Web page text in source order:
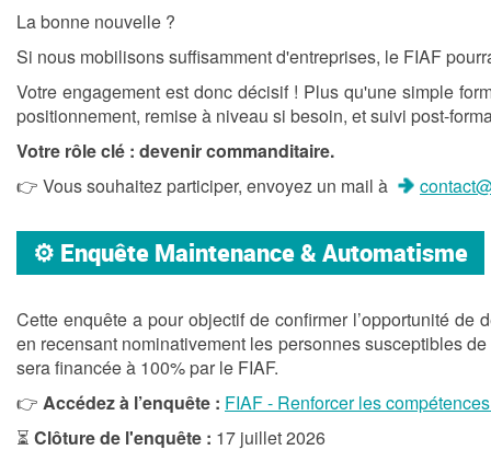
La bonne nouvelle ?
Si nous mobilisons suffisamment d'entreprises, le FIAF
Votre engagement est donc décisif ! Plus qu'une simple
positionnement, remise à niveau si besoin, et suivi post-
Votre rôle clé : devenir commanditaire.
👉 Vous souhaitez participer, envoyez un mail à
⚙️ Enquête Maintenance & Automatisme
Cette enquête a pour objectif de confirmer l’opportunité de
en recensant nominativement les personnes susceptibles
sera financée à 100% par le FIAF.
👉 Accédez à l’enquête : FIAF - Renforcer les
⏳ Clôture de l'enquête : 17 juillet 2026